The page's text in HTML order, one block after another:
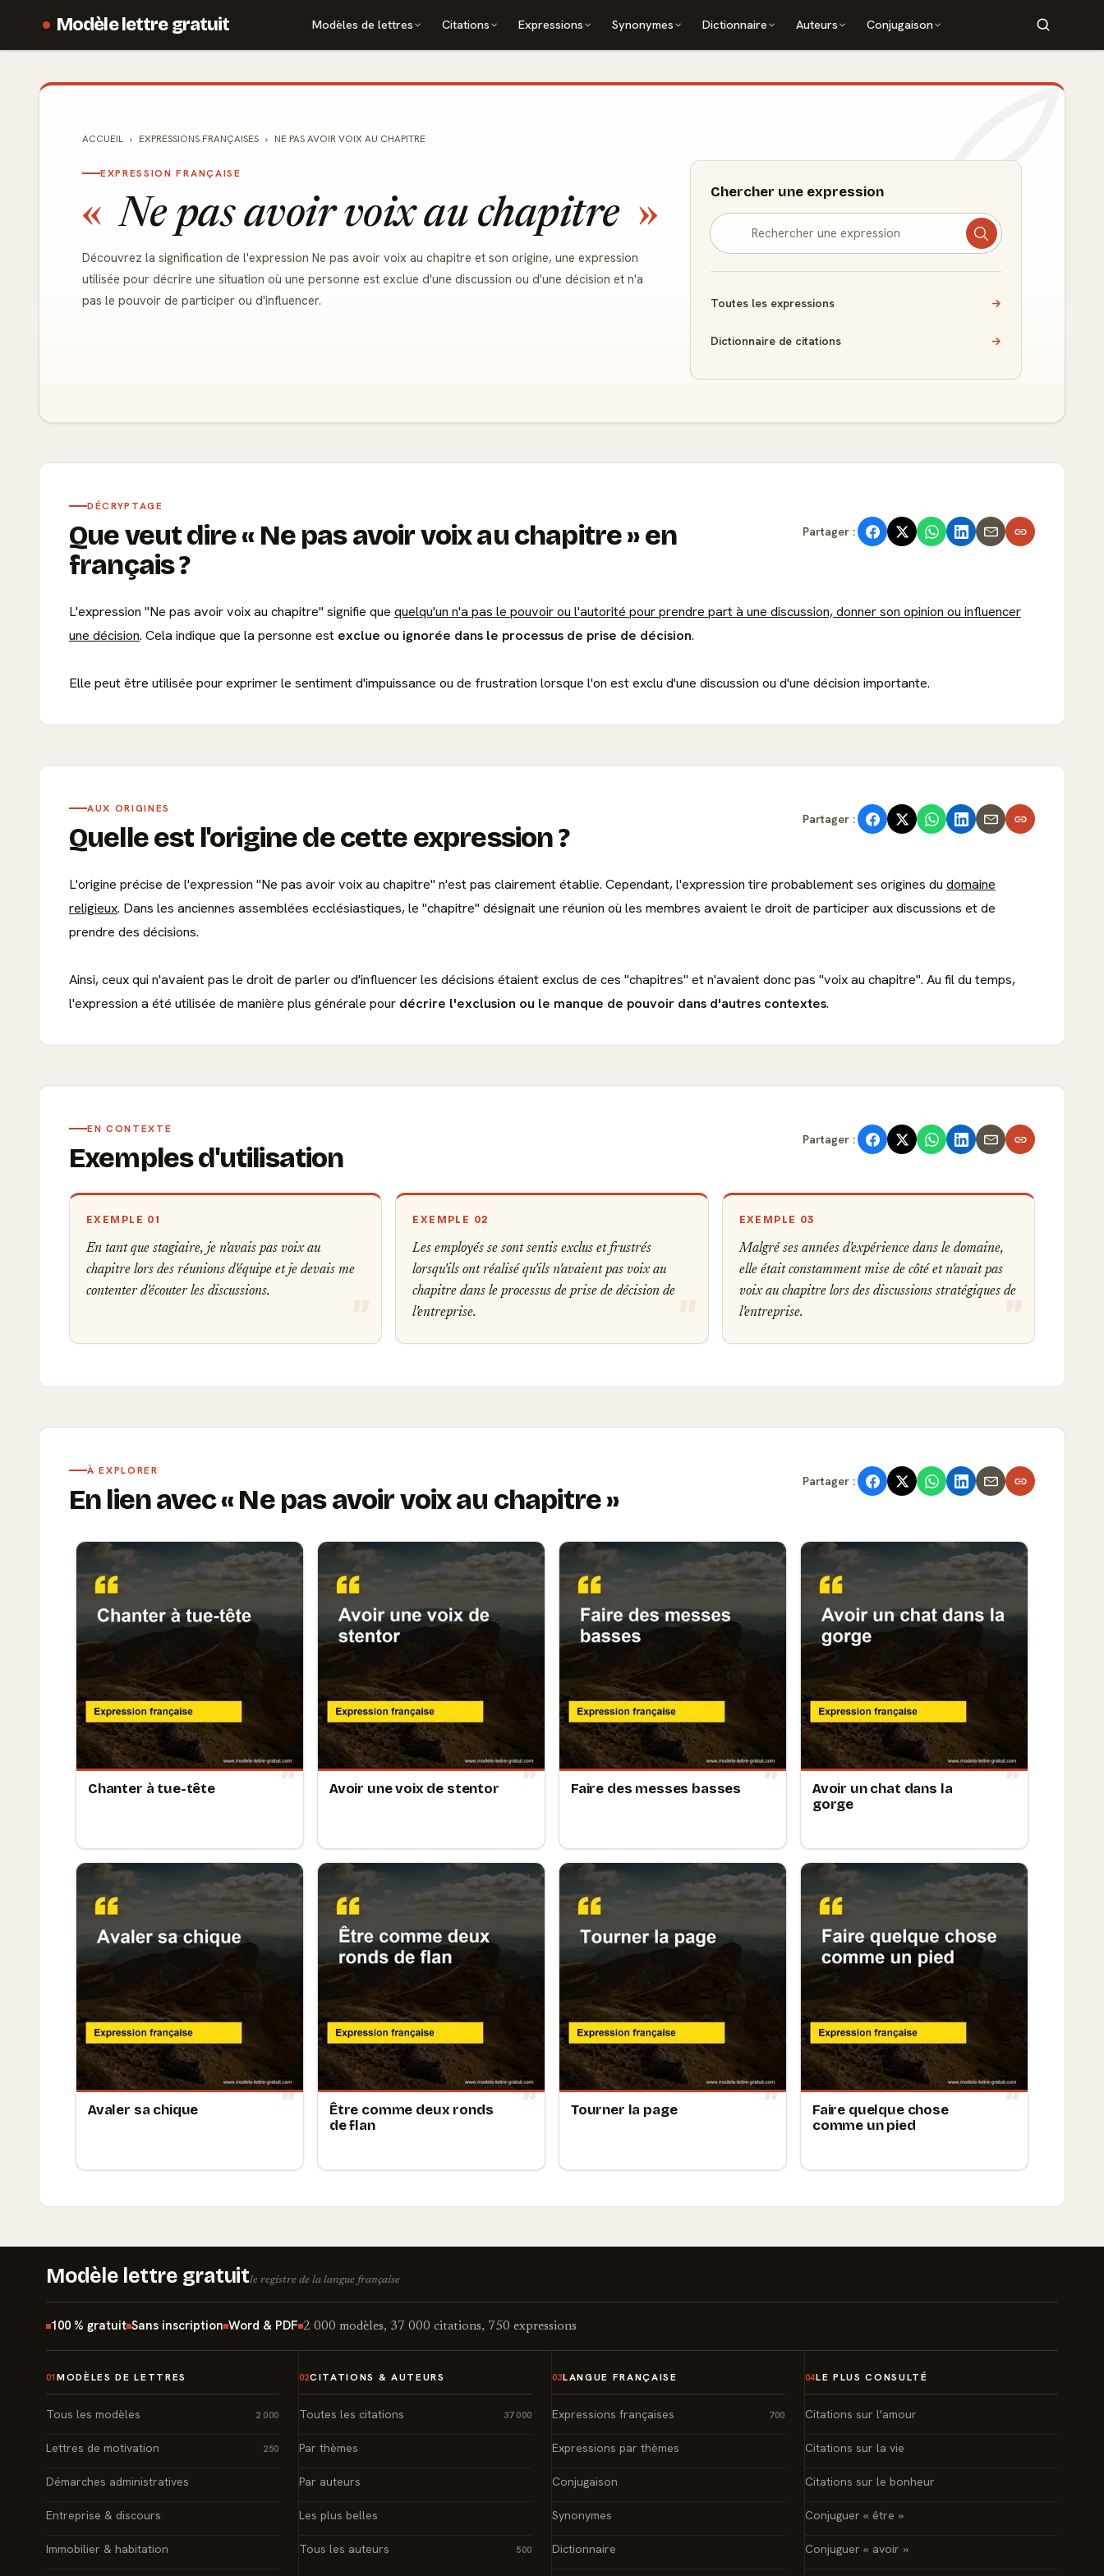
Modèle lettre gratuit Modèles de lettres Citations Expressions Synonymes Dictionnaire Auteurs Conjugaison
ACCUEIL EXPRESSIONS FRANÇAISES NE PAS AVOIR VOIX AU CHAPITRE
EXPRESSION FRANÇAISE
Ne pas avoir voix au chapitre
Découvrez la signification de l'expression Ne pas avoir voix au chapitre et son origine, une expression
utilisée pour décrire une situation où une personne est exclue d'une discussion ou d'une décision et n'a
pas le pouvoir de participer ou d'influencer.
Chercher une expression
Toutes les expressions →
Dictionnaire de citations →
DÉCRYPTAGE
Que veut dire Ne pas avoir voix au chapitre en
français ?
Partager :
L'expression "Ne pas avoir voix au chapitre" signifie que quelqu'un n'a pas le pouvoir ou l'autorité pour prendre part à une discussion, donner son opinion ou influencer
une décision. Cela indique que la personne est exclue ou ignorée dans le processus de prise de décision.
Elle peut être utilisée pour exprimer le sentiment d'impuissance ou de frustration lorsque l'on est exclu d'une discussion ou d'une décision importante.
AUX ORIGINES
Quelle est l'origine de cette expression ?
Partager :
L'origine précise de l'expression "Ne pas avoir voix au chapitre" n'est pas clairement établie. Cependant, l'expression tire probablement ses origines du domaine
religieux. Dans les anciennes assemblées ecclésiastiques, le "chapitre" désignait une réunion où les membres avaient le droit de participer aux discussions et de
prendre des décisions.
Ainsi, ceux qui n'avaient pas le droit de parler ou d'influencer les décisions étaient exclus de ces "chapitres" et n'avaient donc pas "voix au chapitre". Au fil du temps,
l'expression a été utilisée de manière plus générale pour décrire l'exclusion ou le manque de pouvoir dans d'autres contextes.
EN CONTEXTE
Exemples d'utilisation
Partager :
EXEMPLE 01
En tant que stagiaire, je n'avais pas voix au
chapitre lors des réunions d'équipe et je devais me
contenter d'écouter les discussions.
EXEMPLE 02
Les employés se sont sentis exclus et frustrés
lorsqu'ils ont réalisé qu'ils n'avaient pas voix au
chapitre dans le processus de prise de décision de
l'entreprise.
EXEMPLE 03
Malgré ses années d'expérience dans le domaine,
elle était constamment mise de côté et n'avait pas
voix au chapitre lors des discussions stratégiques de
l'entreprise.
À EXPLORER
En lien avec Ne pas avoir voix au chapitre
Partager :
Chanter à tue-tête Avoir une voix de stentor Faire des messes basses
Avoir un chat dans la
gorge
Avaler sa chique
Être comme deux ronds
de flan
Tourner la page
Faire quelque chose
comme un pied
Modèle lettre gratuitle registre de la langue française
100 % gratuit Sans inscription Word & PDF 2 000 modèles, 37 000 citations, 750 expressions
01 MODÈLES DE LETTRES
Tous les modèles 2 000
Lettres de motivation 250
Démarches administratives
Entreprise & discours
Immobilier & habitation
02CITATIONS & AUTEURS
Toutes les citations 37 000
Par thèmes
Par auteurs
Les plus belles
Tous les auteurs 500
03LANGUE FRANÇAISE
Expressions françaises 700
Expressions par thèmes
Conjugaison
Synonymes
Dictionnaire
04LE PLUS CONSULTÉ
Citations sur l'amour
Citations sur la vie
Citations sur le bonheur
Conjuguer « être »
Conjuguer « avoir »